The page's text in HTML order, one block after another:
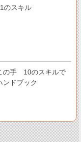
のスキル
の手 10のスキルで
ンドブック